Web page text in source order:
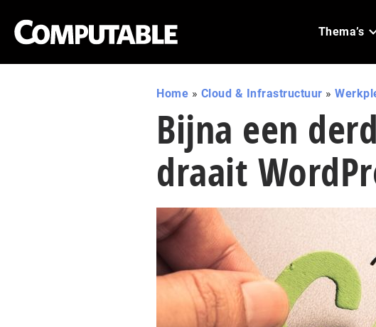
Thema’s
Home » Cloud & Infrastructuur »
Bijna een
draait